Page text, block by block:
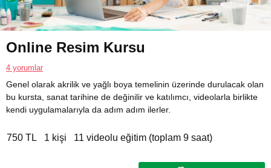
Online Resim Kursu
4 yorumlar
Genel olarak akrilik ve yağlı boya temelinin üzerinde durulacak olan
bu kursta, sanat tarihine de değinilir ve katılımcı, videolarla birlikte
kendi uygulamalarıyla da adım adım ilerler.
750 TL 1 kişi 11 videolu eğitim (toplam 9 saat)